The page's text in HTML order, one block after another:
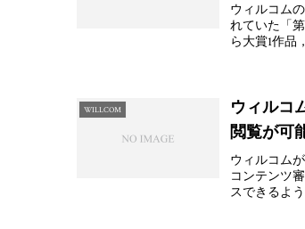
ウィルコム
れていた「
ら大賞1作品
WILLCOM
ウィルコ
閲覧が可
ウィルコム
コンテンツ
スできるよ